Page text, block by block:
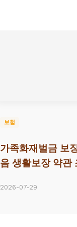
보험
가족화재벌금 보
음 생활보장 약관
2026-07-29